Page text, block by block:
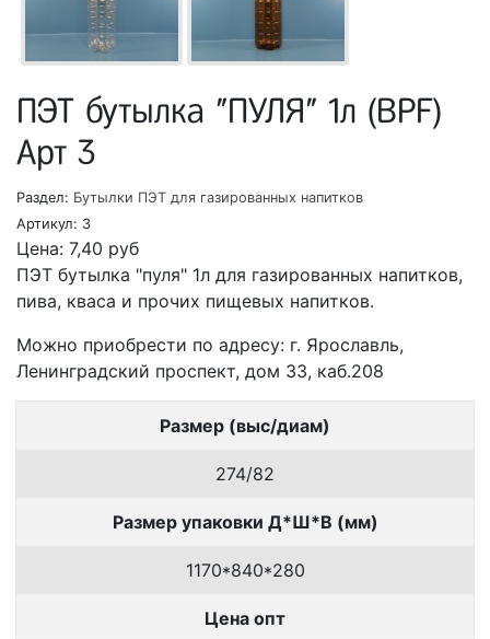
ПЭТ бутылка "ПУЛЯ" 1л (BPF)
Арт 3
Раздел: Бутылки ПЭТ для газированных напитков
Артикул: 3
Цена: 7,40 руб
ПЭТ бутылка "пуля" 1л для газированных напитков,
пива, кваса и прочих пищевых напитков.
Можно приобрести по адресу: г. Ярославль,
Ленинградский проспект, дом 33, каб.208
Размер (выс/диам)
274/82
Размер упаковки Д*Ш*В (мм)
1170*840*280
Цена опт